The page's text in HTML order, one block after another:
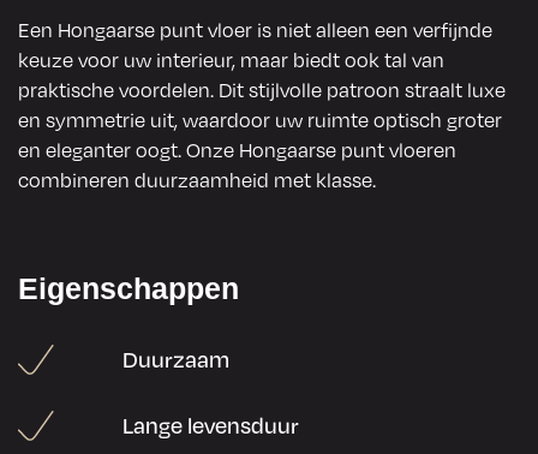
Een Hongaarse punt vloer is niet alleen een verfijnde
keuze voor uw interieur, maar biedt ook tal van
praktische voordelen. Dit stijlvolle patroon straalt luxe
en symmetrie uit, waardoor uw ruimte optisch groter
en eleganter oogt. Onze Hongaarse punt vloeren
combineren duurzaamheid met klasse.
Eigenschappen
Duurzaam
Lange levensduur